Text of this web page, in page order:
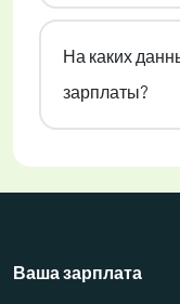
На каких
зарплаты?
Ваша зарплата